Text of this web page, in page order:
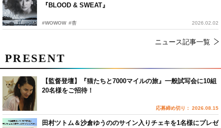
『BLOOD & SWEAT』
#WOWOW #杏 2026.02.02
ニュース記事一覧
PRESENT
【監督登壇】『猫たちと7000マイルの旅』一般試写会に10組
20名様をご招待！
応募締め切り： 2026.08.15
田村ツトム＆沙倉ゆうののサイン入りチェキを1名様にプレゼ